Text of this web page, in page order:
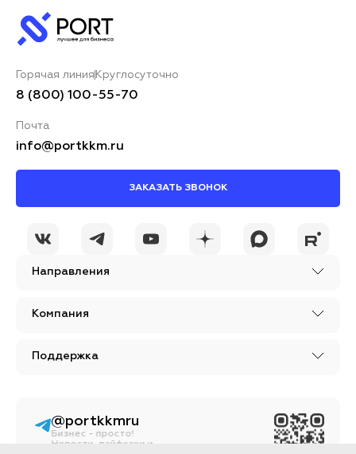
Ваш комментарий*
конфиденциальности
КОММЕНТАРИЙ
Направления
Компания
Поддержка
Горячая линия Круглосуточно
8 (800) 100-55-70
Почта
info@portkkm.ru
ЗАКАЗАТЬ ЗВОНОК
@portkkmru
Бизнес - просто!
Новости, лайфхаки и